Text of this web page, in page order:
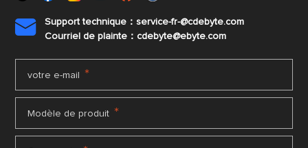

Support technique：service-fr-@cdebyte.com
Courriel de plainte：cdebyte@ebyte.com
votre e-mail *
Modèle de produit *